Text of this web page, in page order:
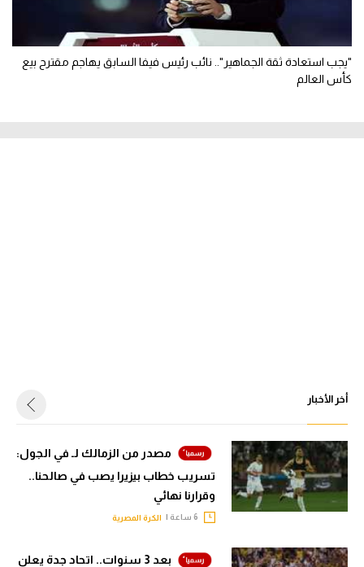
"يجب استعادة ثقة الجماهير".. نائب رئيس فيفا السابق يهاجم مقترح بيع
كأس العالم
أخر الأخبار
مصدر من الزمالك لـ في الجول:
تسريب خطاب بيزيرا يصب في صالحنا..
وقرارنا نهائي
الكرة المصرية
بعد 3 سنوات.. اتحاد جدة يعلن